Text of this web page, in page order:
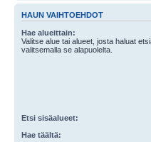
HAUN VAIHTOEHDOT
Hae alueittain:
Valitse alue tai alueet, josta haluat
valitsemalla se alapuolelta.
Etsi sisäalueet:
Hae täältä: